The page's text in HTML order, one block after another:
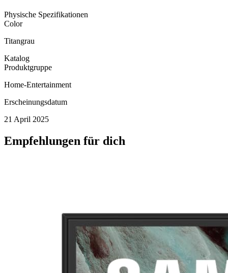
Physische Spezifikationen
Color
Titangrau
Katalog
Produktgruppe
Home-Entertainment
Erscheinungsdatum
21 April 2025
Empfehlungen für dich